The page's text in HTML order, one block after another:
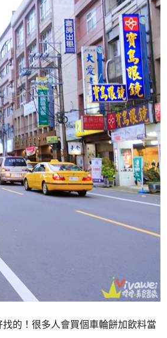
的！很多人會買個車輪餅加飲料當